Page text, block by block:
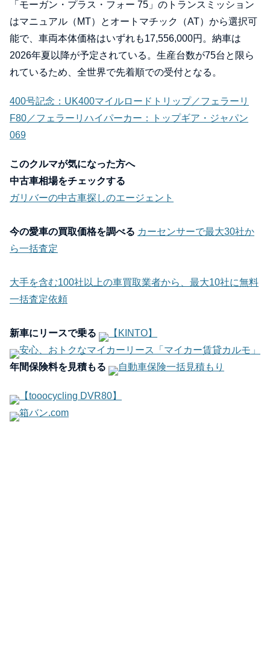
「モーガン・プラス・フォー 75」のトランスミッション
はマニュアル（MT）とオートマチック（AT）から選択可
能で、車両本体価格はいずれも17,556,000円。納車は
2026年夏以降が予定されている。生産台数が75台と限ら
れているため、全世界で先着順での受付となる。
400号記念：UK400マイルロードトリップ／フェラーリ
F80／フェラーリハイパーカー：トップギア・ジャパン
069
このクルマが気になった方へ
中古車相場をチェックする
ガリバーの中古車探しのエージェント
今の愛車の買取価格を調べる カーセンサーで最大30社か
ら一括査定
大手を含む100社以上の車買取業者から、最大10社に無料
一括査定依頼
新車にリースで乗る
【KINTO】
安心、おトクなマイカーリース「マイカー賃貸カルモ」
年間保険料を見積もる
自動車保険一括見積もり
【tooocycling DVR80】
箱バン.com